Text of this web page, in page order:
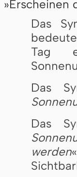
»Erscheinen
Das
Tag
Das
Das
werden